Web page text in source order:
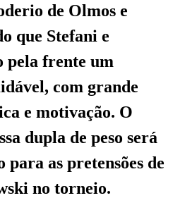
de Olmos e
que Stefani e
pela frente um
com grande
e motivação. O
dupla de peso será
para as pretensões de
no torneio.